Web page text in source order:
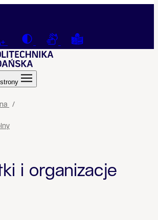
Contrast Connection with a sign
Tekst łatwy do
i organizacje